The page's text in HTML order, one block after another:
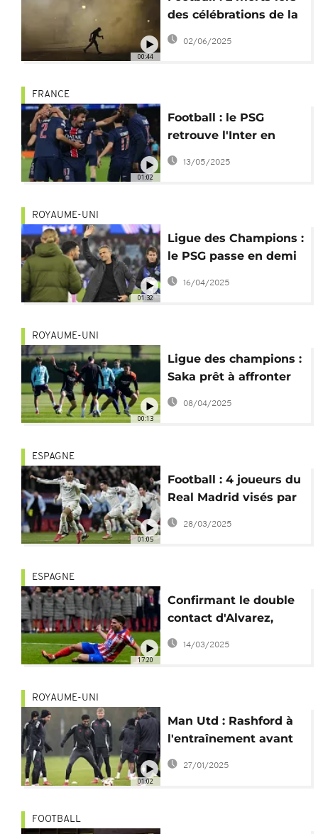
00:44
des célébrations de la
victoire du PSG
02/06/2025
01:02
FRANCE
Football : le PSG
retrouve l'Inter en
finale de la Ligue des
Champions
13/05/2025
01:32
ROYAUME-UNI
Ligue des Champions :
le PSG passe en demi
de justesse
16/04/2025
00:13
ROYAUME-UNI
Ligue des champions :
Saka prêt à affronter
le Real Madrid
08/04/2025
01:05
ESPAGNE
Football : 4 joueurs du
Real Madrid visés par
une enquête
disciplinaire
28/03/2025
17:20
ESPAGNE
Confirmant le double
contact d'Alvarez,
l'UEFA veut réétudier
14/03/2025
01:02
ROYAUME-UNI
Man Utd : Rashford à
l'entraînement avant
le match contre
27/01/2025
FOOTBALL